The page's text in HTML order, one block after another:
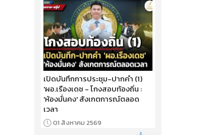
เปิดบันทึกการประชุม-ปากคำ (1)
'ผอ.เรืองเดช - โกงสอบท้องถิ่น :
'ห้องมั่นคง' สังเกตการณ์ตลอด
เวลา
01 สิงหาคม 2569